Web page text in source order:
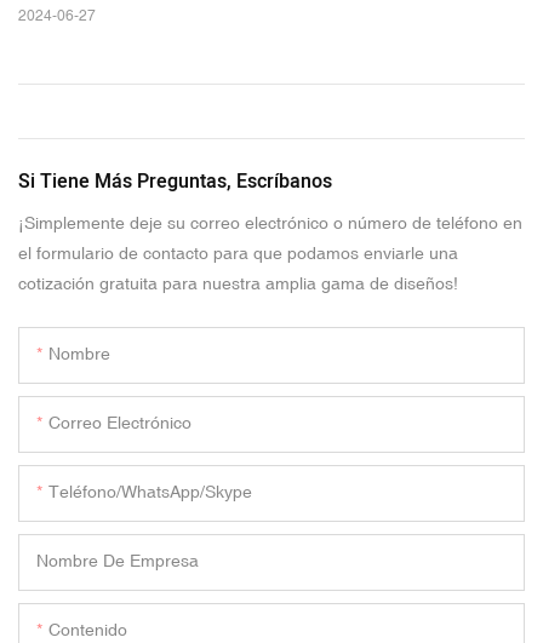
2024-06-27
Si Tiene Más Preguntas, Escríbanos
¡Simplemente deje su correo electrónico o número de teléfono en
el formulario de contacto para que podamos enviarle una
cotización gratuita para nuestra amplia gama de diseños!
Nombre
Correo Electrónico
Teléfono/WhatsApp/Skype
Nombre De Empresa
Contenido